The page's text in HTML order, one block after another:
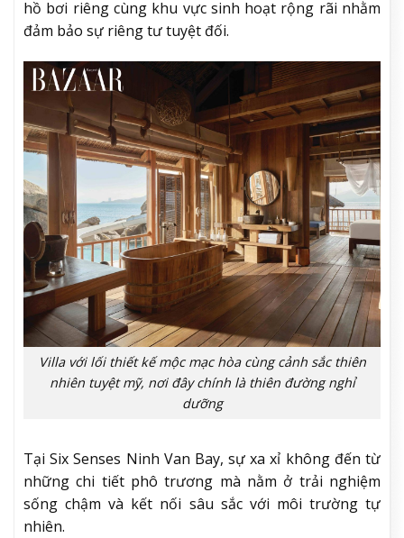
hồ bơi riêng cùng khu vực sinh hoạt rộng rãi nhằm
đảm bảo sự riêng tư tuyệt đối.
Villa với lối thiết kế mộc mạc hòa cùng cảnh sắc thiên
nhiên tuyệt mỹ, nơi đây chính là thiên đường nghỉ
dưỡng
Tại Six Senses Ninh Van Bay, sự xa xỉ không đến từ
những chi tiết phô trương mà nằm ở trải nghiệm
sống chậm và kết nối sâu sắc với môi trường tự
nhiên.